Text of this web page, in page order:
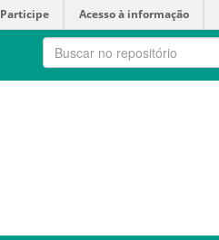
Participe Acesso à informação